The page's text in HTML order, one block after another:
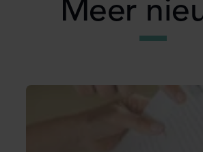
Meer